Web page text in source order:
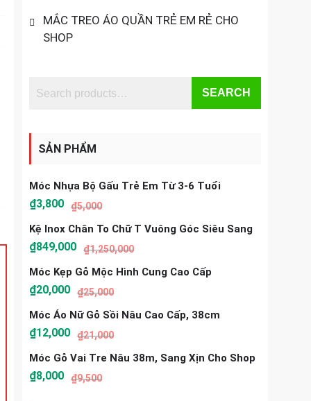
MẮC TREO ÁO QUẦN TRẺ EM RẺ CHO
SHOP
SEARCH
SẢN PHẨM
Móc Nhựa Bộ Gấu Trẻ Em Từ 3-6 Tuổi
₫5,000
₫3,800
Kệ Inox Chân To Chữ T Vuông Góc Siêu Sang
₫1,250,000
₫849,000
Móc Kẹp Gỗ Mộc Hình Cung Cao Cấp
₫25,000
₫20,000
Móc Áo Nữ Gỗ Sồi Nâu Cao Cấp, 38cm
₫21,000
₫12,000
Móc Gỗ Vai Tre Nâu 38m, Sang Xịn Cho Shop
₫9,500
₫8,000